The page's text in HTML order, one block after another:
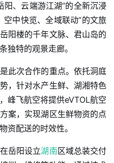
阳、云端游江湖”的全新沉浸
中快览、全域联动”的文旅
阳楼的千年文脉、君山岛的
独特的观景走廊。
此次合作的重点。依托洞庭
，针对水产生鲜、湖湘特色
峰飞航空将提供eVTOL航空
方案，实现湖区生鲜物资的点
资配送的时效性。
岳阳设立湖南区域总装交付